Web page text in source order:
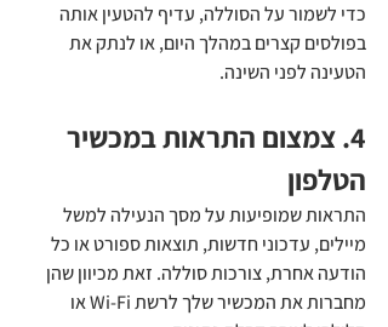
כדי לשמור על הסוללה, עדיף להטעין אותה
בפולסים קצרים במהלך היום, או לנתק את
הטעינה לפני השינה.
4. צמצום התראות במכשיר
הטלפון
התראות שמופיעות על מסך הנעילה למשל
מיילים, עדכוני חדשות, תוצאות ספורט או כל
הודעה אחרת, צורכות סוללה. זאת מכיוון שהן
מחברות את המכשיר שלך לרשת Wi-Fi או